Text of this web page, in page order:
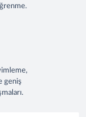
geniş